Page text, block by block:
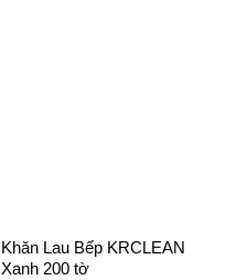
Khăn Lau Bếp KRCLEAN
Xanh 200 tờ